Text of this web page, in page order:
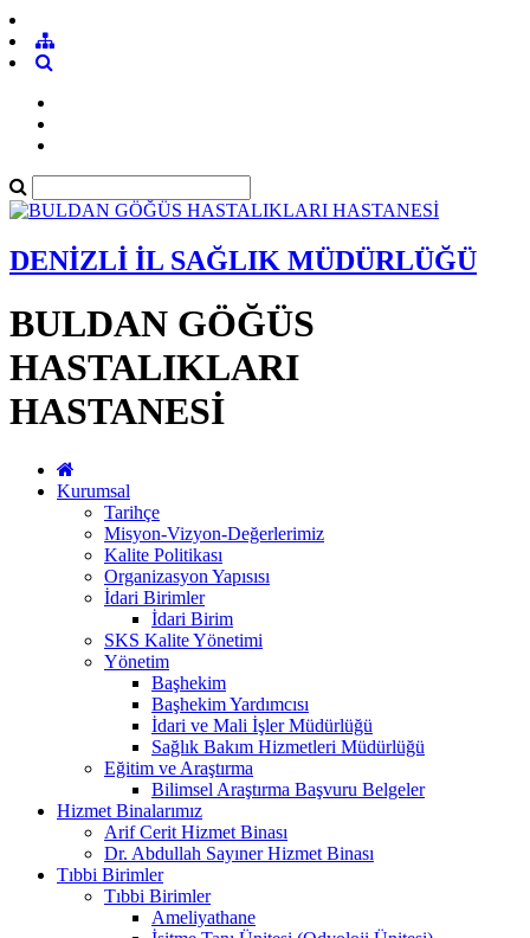
DENİZLİ İL SAĞLIK MÜDÜRLÜĞÜ
BULDAN GÖĞÜS
HASTALIKLARI
HASTANESİ
Kurumsal
Tarihçe
Misyon-Vizyon-Değerlerimiz
Kalite Politikası
Organizasyon Yapısısı
İdari Birimler
İdari Birim
SKS Kalite Yönetimi
Yönetim
Başhekim
Başhekim Yardımcısı
İdari ve Mali İşler Müdürlüğü
Sağlık Bakım Hizmetleri Müdürlüğü
Eğitim ve Araştırma
Bilimsel Araştırma Başvuru Belgeler
Hizmet Binalarımız
Arif Cerit Hizmet Binası
Dr. Abdullah Sayıner Hizmet Binası
Tıbbi Birimler
Tıbbi Birimler
Ameliyathane